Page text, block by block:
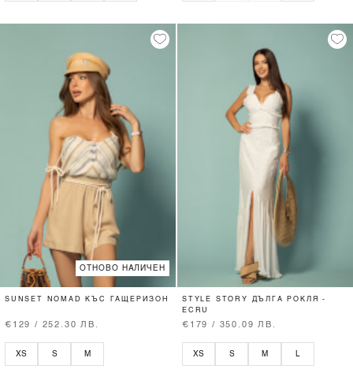
ОТНОВО НАЛИЧЕН
SUNSET NOMAD КЪС ГАЩЕРИЗОН
€129 / 252.30 ЛВ.
XS S M
STYLE STORY ДЪЛГА РОКЛЯ -
ECRU
€179 / 350.09 ЛВ.
XS S M